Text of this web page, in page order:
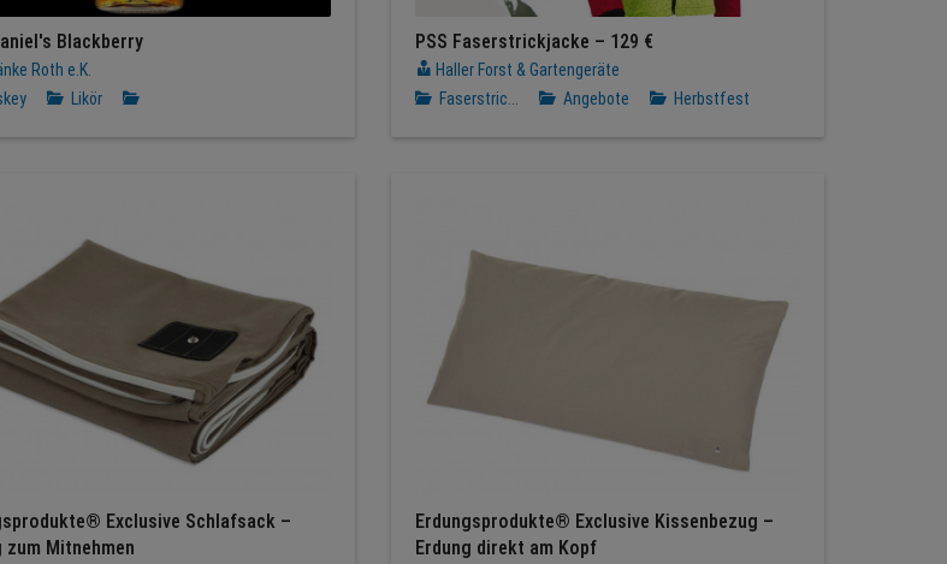
Blackberry
Roth e.K.
Likör
PSS Faserstrickjacke – 129 €
Haller Forst & Gartengeräte
Faserstric...
Angebote Herbstfest
Exclusive Schlafsack –
zum Mitnehmen
Erdungsprodukte® Exclusive Kissenbezug –
Erdung direkt am Kopf